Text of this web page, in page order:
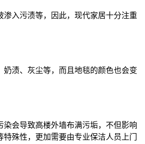
入污渍等，因此，现代家居十分注重
渍、灰尘等，而且地毯的颜色也会变
会导致高楼外墙布满污垢，不但影响
殊性，更加需要由专业保洁人员上门